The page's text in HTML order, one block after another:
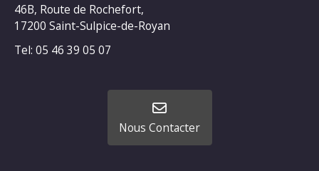
46B, Route de Rochefort,
17200 Saint-Sulpice-de-Royan
Tel: 05 46 39 05 07
Nous Contacter